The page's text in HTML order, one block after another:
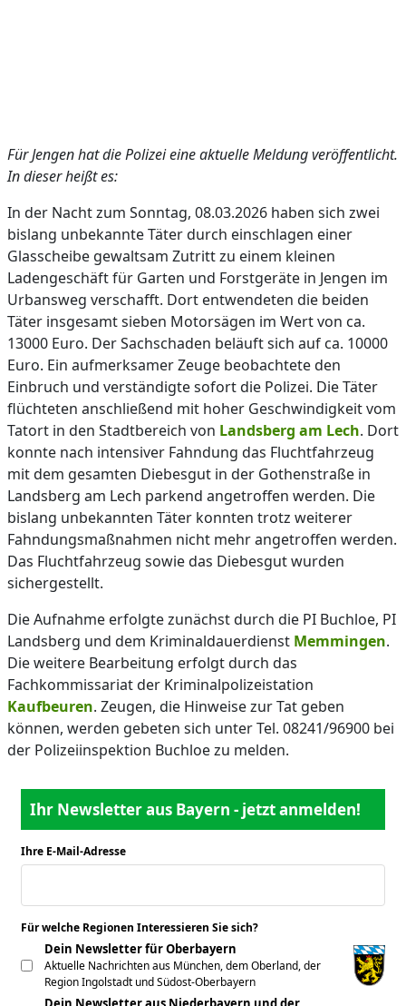
Für Jengen hat die Polizei eine aktuelle Meldung veröffentlicht.
In dieser heißt es:
In der Nacht zum Sonntag, 08.03.2026 haben sich zwei
bislang unbekannte Täter durch einschlagen einer
Glasscheibe gewaltsam Zutritt zu einem kleinen
Ladengeschäft für Garten und Forstgeräte in Jengen im
Urbansweg verschafft. Dort entwendeten die beiden
Täter insgesamt sieben Motorsägen im Wert von ca.
13000 Euro. Der Sachschaden beläuft sich auf ca. 10000
Euro. Ein aufmerksamer Zeuge beobachtete den
Einbruch und verständigte sofort die Polizei. Die Täter
flüchteten anschließend mit hoher Geschwindigkeit vom
Tatort in den Stadtbereich von Landsberg am Lech. Dort
konnte nach intensiver Fahndung das Fluchtfahrzeug
mit dem gesamten Diebesgut in der Gothenstraße in
Landsberg am Lech parkend angetroffen werden. Die
bislang unbekannten Täter konnten trotz weiterer
Fahndungsmaßnahmen nicht mehr angetroffen werden.
Das Fluchtfahrzeug sowie das Diebesgut wurden
sichergestellt.
Die Aufnahme erfolgte zunächst durch die PI Buchloe, PI
Landsberg und dem Kriminaldauerdienst Memmingen.
Die weitere Bearbeitung erfolgt durch das
Fachkommissariat der Kriminalpolizeistation
Kaufbeuren. Zeugen, die Hinweise zur Tat geben
können, werden gebeten sich unter Tel. 08241/96900 bei
der Polizeiinspektion Buchloe zu melden.
Ihr Newsletter aus Bayern - jetzt anmelden!
Ihre E-Mail-Adresse
Für welche Regionen Interessieren Sie sich?
Dein Newsletter für Oberbayern
Aktuelle Nachrichten aus München, dem Oberland, der
Region Ingolstadt und Südost-Oberbayern